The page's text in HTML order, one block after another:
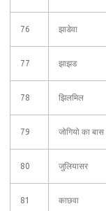
76 झाडेवा
77 झाझड
78 झिलमिल
79 जोगियो का बास
80 जुलियासर
81 काछवा